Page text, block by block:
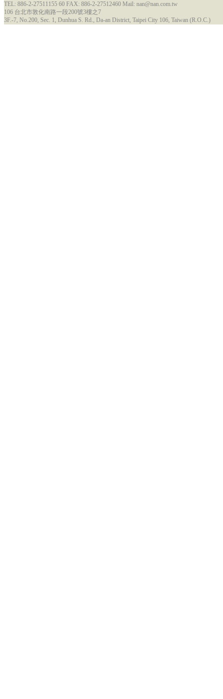
TEL: 886-2-27511155 60 FAX: 886-2-27512460 Mail: nan@nan.com.tw
106 台北市敦化南路一段200號3樓之7
3F.-7, No.200, Sec. 1, Dunhua S. Rd., Da-an District, Taipei City 106, Taiwan (R.O.C.)